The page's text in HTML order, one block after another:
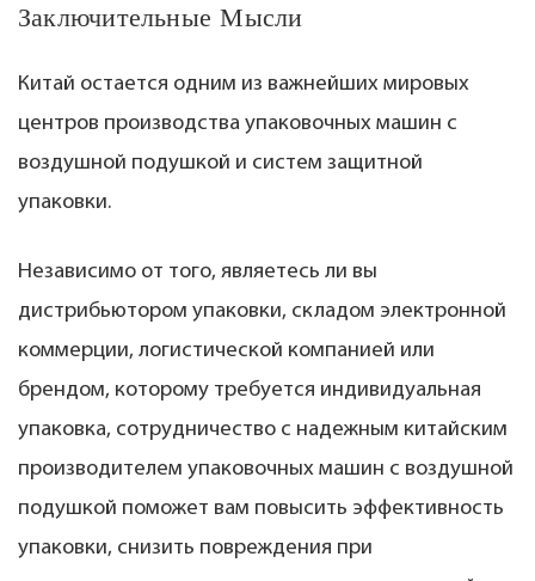
Заключительные Мысли
Китай остается одним из важнейших мировых
центров производства упаковочных машин с
воздушной подушкой и систем защитной
упаковки.
Независимо от того, являетесь ли вы
дистрибьютором упаковки, складом электронной
коммерции, логистической компанией или
брендом, которому требуется индивидуальная
упаковка, сотрудничество с надежным китайским
производителем упаковочных машин с воздушной
подушкой поможет вам повысить эффективность
упаковки, снизить повреждения при